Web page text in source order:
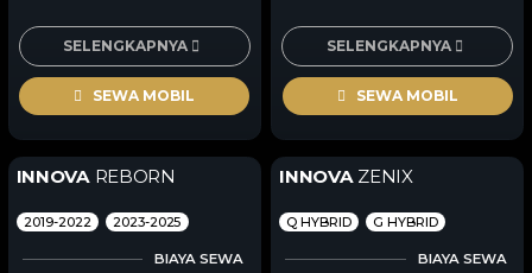
SELENGKAPNYA
SEWA MOBIL
SELENGKAPNYA
SEWA MOBIL
INNOVA REBORN
2019-2022 2023-2025
BIAYA SEWA
INNOVA ZENIX
Q HYBRID G HYBRID
BIAYA SEWA